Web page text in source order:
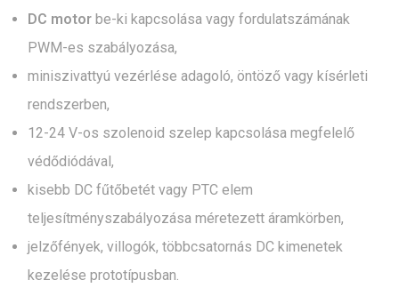
DC motor be-ki kapcsolása vagy fordulatszámának
PWM-es szabályozása,
miniszivattyú vezérlése adagoló, öntöző vagy kísérleti
rendszerben,
12-24 V-os szolenoid szelep kapcsolása megfelelő
védődiódával,
kisebb DC fűtőbetét vagy PTC elem
teljesítményszabályozása méretezett áramkörben,
jelzőfények, villogók, többcsatornás DC kimenetek
kezelése prototípusban.